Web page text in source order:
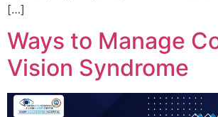
[…]
Ways to Manage
Vision Syndrome